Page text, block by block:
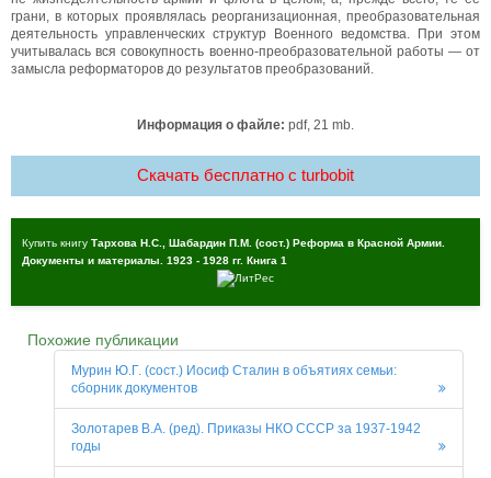
грани, в которых проявлялась реорганизационная, преобразовательная
деятельность управленческих структур Военного ведомства. При этом
учитывалась вся совокупность военно-преобразовательной работы — от
замысла реформаторов до результатов преобразований.
Информация о файле: pdf, 21 mb.
Скачать бесплатно c turbobit
Купить книгу Тархова Н.С., Шабардин П.М. (сост.) Реформа в Красной Армии.
Документы и материалы. 1923 - 1928 гг. Книга 1
Похожие публикации
Мурин Ю.Г. (сост.) Иосиф Сталин в объятиях семьи:
сборник документов
Золотарев В.А. (ред). Приказы НКО СССР за 1937-1942
годы